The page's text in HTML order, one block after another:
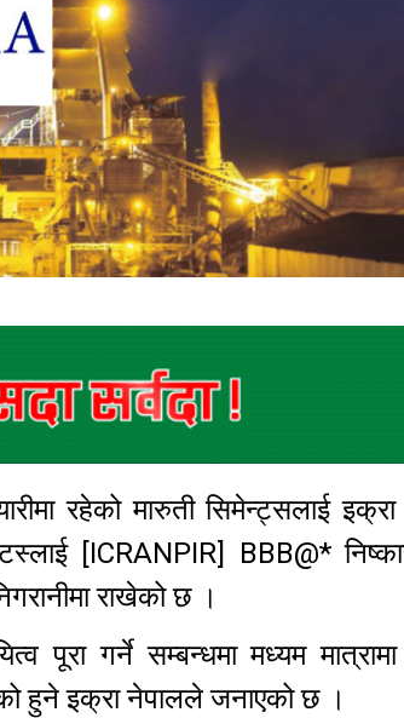
रहेको मारुती सिमेन्ट्सलाई
[ICRANPIR] BBB@*
राखेको छ ।
पूरा गर्ने सम्बन्धमा मध्यम मात्रामा
हुने इक्रा नेपालले जनाएको छ ।